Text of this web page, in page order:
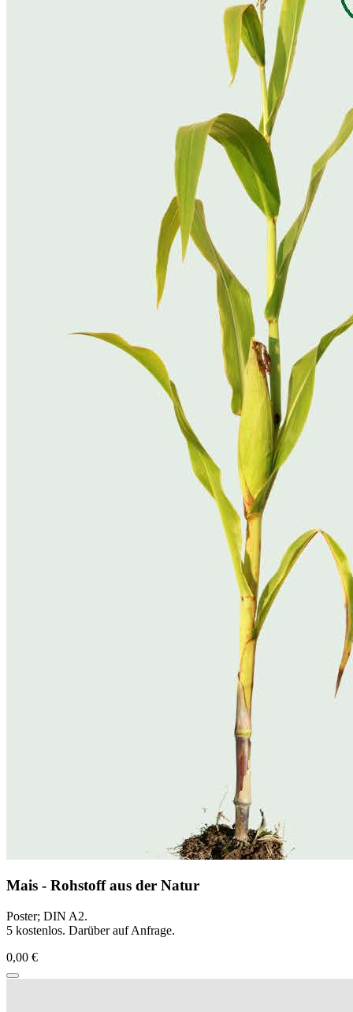
Mais - Rohstoff aus der Natur
Poster; DIN A2.
5 kostenlos. Darüber auf Anfrage.
0,00 €